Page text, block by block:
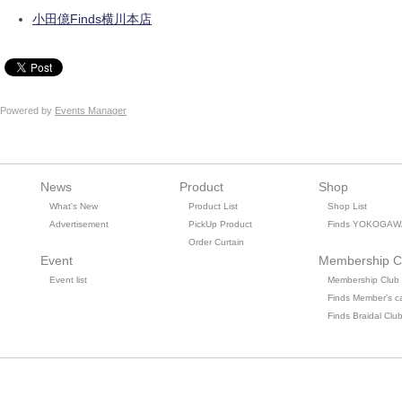
小田億Finds横川本店
Powered by Events Manager
News
What's New
Advertisement
Event
Event list
Product
Product List
PickUp Product
Order Curtain
Shop
Shop List
Finds
Membership
Membership Club
Finds Member's
Finds Braidal Club